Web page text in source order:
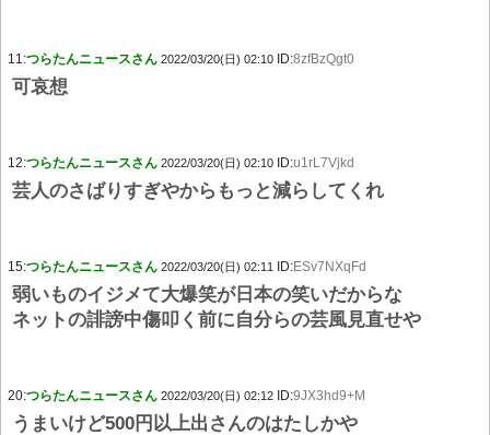
11:つらたんニュースさん 2022/03/20(日) 02:10 ID:8zfBzQgt0
可哀想
12:つらたんニュースさん 2022/03/20(日) 02:10 ID:u1rL7Vjkd
芸人のさばりすぎやからもっと減らしてくれ
15:つらたんニュースさん 2022/03/20(日) 02:11 ID:ESv7NXqFd
弱いものイジメて大爆笑が日本の笑いだからな
ネットの誹謗中傷叩く前に自分らの芸風見直せや
20:つらたんニュースさん 2022/03/20(日) 02:12 ID:9JX3hd9+M
うまいけど500円以上出さんのはたしかや